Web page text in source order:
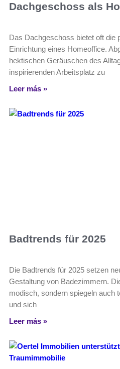
Dachgeschoss als
Das Dachgeschoss bietet oft die
Einrichtung eines Homeoffice.
hektischen Geräuschen des
inspirierenden Arbeitsplatz zu
Leer más »
Badtrends für 2025
Die Badtrends für 2025 setzen
Gestaltung von Badezimmern.
modisch, sondern spiegeln auch
und sich
Leer más »